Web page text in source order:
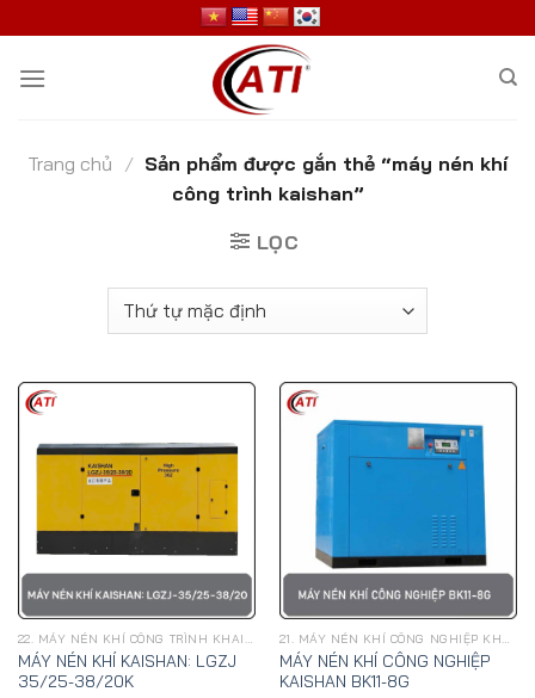
to
content
Trang chủ / Sản phẩm được gắn thẻ “máy nén khí
công trình kaishan”
LỌC
22. MÁY NÉN KHÍ CÔNG TRÌNH KHAI SƠN
MÁY NÉN KHÍ KAISHAN: LGZJ
35/25-38/20K
21. MÁY NÉN KHÍ CÔNG NGHIỆP KHAI SƠN
MÁY NÉN KHÍ CÔNG NGHIỆP
KAISHAN BK11-8G